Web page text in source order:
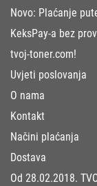
Novo: Plaćanje
KeksPay-a bez
tvoj-toner.com!
Uvjeti poslovanja
O nama
Kontakt
Načini plaćanja
Dostava
Od 28.02.2018.